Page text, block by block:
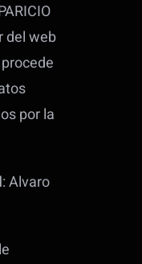
del web
por la
: Alvaro